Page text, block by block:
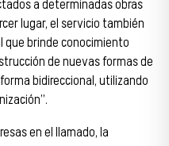
a determinadas obras
lugar, el servicio también
que brinde conocimiento
de nuevas formas de
bidireccional, utilizando
en el llamado, la